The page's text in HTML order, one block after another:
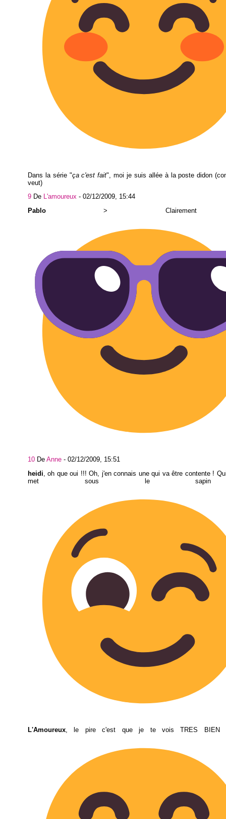
Dans la série "ça c'est fait", moi je suis allée à la poste didon
veut)
9 De L'amoureux - 02/12/2009, 15:44
Pablo >
10 De Anne - 02/12/2009, 15:51
heidi , oh que oui !!! Oh, j'en connais une qui va être contente !
met sous le
L'Amoureux , le pire c'est que je te vois TRES BIEN